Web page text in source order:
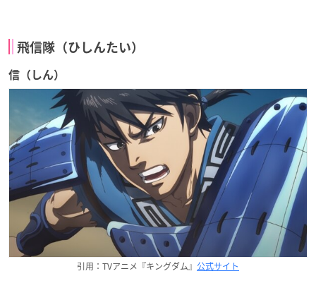
飛信隊（ひしんたい）
信（しん）
引用：TVアニメ『キングダム』 公式サイト